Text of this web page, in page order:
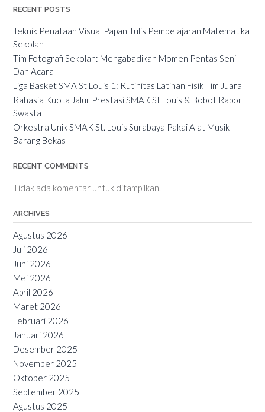
RECENT POSTS
Teknik Penataan Visual Papan Tulis Pembelajaran Matematika
Sekolah
Tim Fotografi Sekolah: Mengabadikan Momen Pentas Seni
Dan Acara
Liga Basket SMA St Louis 1: Rutinitas Latihan Fisik Tim Juara
Rahasia Kuota Jalur Prestasi SMAK St Louis & Bobot Rapor
Swasta
Orkestra Unik SMAK St. Louis Surabaya Pakai Alat Musik
Barang Bekas
RECENT COMMENTS
Tidak ada komentar untuk ditampilkan.
ARCHIVES
Agustus 2026
Juli 2026
Juni 2026
Mei 2026
April 2026
Maret 2026
Februari 2026
Januari 2026
Desember 2025
November 2025
Oktober 2025
September 2025
Agustus 2025